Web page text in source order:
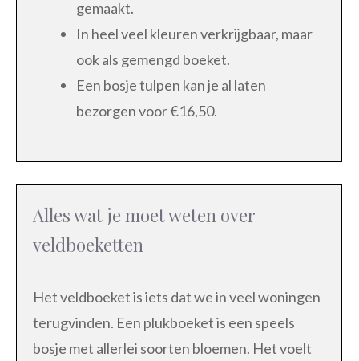
gemaakt.
In heel veel kleuren verkrijgbaar, maar
ook als gemengd boeket.
Een bosje tulpen kan je al laten
bezorgen voor €16,50.
Alles wat je moet weten over
veldboeketten
Het veldboeket is iets dat we in veel woningen
terugvinden. Een plukboeket is een speels
bosje met allerlei soorten bloemen. Het voelt